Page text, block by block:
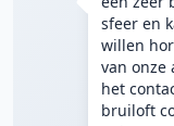
sfeer en
willen
van onze
het
bruiloft